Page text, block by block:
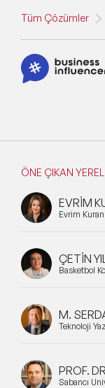
Tüm Çözümler
ÖNE ÇIKAN
EVRİM
Evrim
ÇETİN
Basketbol
M.
Teknoloji
PROF.
Sabancı